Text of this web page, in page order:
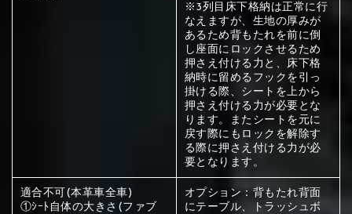
②Gray ③Red
④Brown ⑤Dark Brown ⑥Yellow
サブ生地は下記16種類からご選択ください。
②Gray ③Red
赤く塗られている場所を選択
刺繍は下記21種類からご選択ください。
①Beige ②Gray ③Red
赤く塗られている場所を選択
刺繍は下記21種類からご選択ください。
赤く塗られている場所を選択
刺繍は下記21種類からご選択ください。
※3列目床下格納は正常に行
なえますが、生地の厚みが
あるため背もたれを前に倒
し座面にロックさせるため
押さえ付ける力と、床下格
納時に留めるフックを引っ
掛ける際、シートを上から
押さえ付ける力が必要とな
ります。またシートを元に
戻す際にもロックを解除す
る際に押さえ付ける力が必
要となります。
適合不可(本革車全車)
①ｼｰﾄ自体の大きさ(ファブ
オプション：背もたれ背面
にテーブル、トラッシュボ